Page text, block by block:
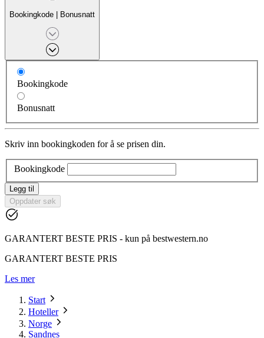
Bookingkode | Bonusnatt
Bookingkode
Bonusnatt
Skriv inn bookingkoden for å se prisen din.
Bookingkode
Legg til
Oppdater søk
GARANTERT BESTE PRIS - kun på bestwestern.no
GARANTERT BESTE PRIS
Les mer
Start
Hoteller
Norge
Sandnes